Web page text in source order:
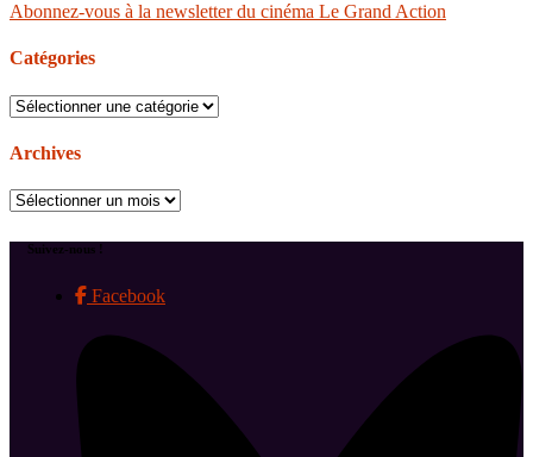
Abonnez-vous à la newsletter du cinéma Le Grand Action
Catégories
Catégories
Archives
Archives
Suivez-nous !
Facebook